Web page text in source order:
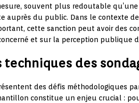
souvent plus redoutable
auprès du public. Dans le contexte
cette sanction peut avoir des
et sur la perception publique
techniques des
des défis méthodologiques
constitue un enjeu crucial :